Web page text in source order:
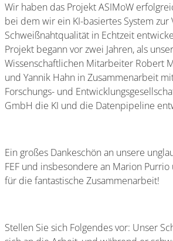
Wir haben das Projekt ASIMoW
bei dem wir ein KI-basiertes System zur
Schweißnahtqualität in Echtzeit
Projekt begann vor zwei Jahren, als
Wissenschaftlichen Mitarbeiter Robert
und Yannik Hahn in Zusammenarbeit
Forschungs- und
GmbH die KI und die Datenpipeline
Ein großes Dankeschön an unsere
FEF und insbesondere an Marion
für die fantastische Zusammenarbeit!
Stellen Sie sich Folgendes vor: Unser